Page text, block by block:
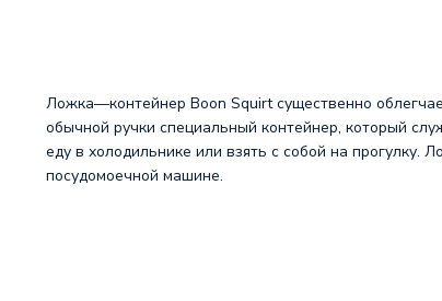
Ложка—контейнер Boon Squirt существенно
обычной ручки специальный контейнер, который
еду в холодильнике или взять с собой на
посудомоечной машине.